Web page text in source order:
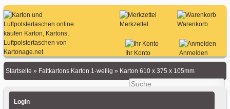
Warenkorb
Merkzettel
Anmelden
Ihr Konto
Startseite » Faltkartons Karton 1-wellig » Karton 610 x 375 x 105mm
Login